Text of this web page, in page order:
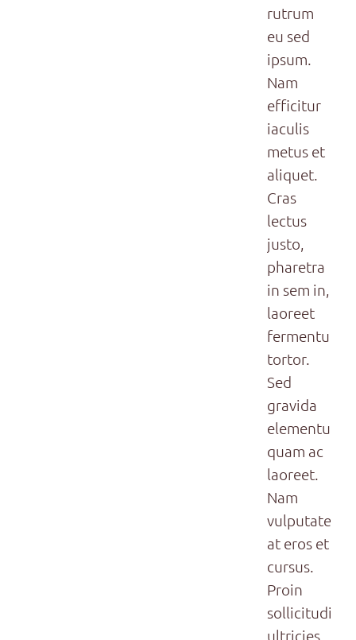
rutrum
eu sed
ipsum.
Nam
efficitur
iaculis
metus et
aliquet.
Cras
lectus
justo,
pharetra
in sem in,
laoreet
fermentum
tortor.
Sed
gravida
elementum
quam ac
laoreet.
Nam
vulputate
at eros et
cursus.
Proin
sollicitudin
ultricies